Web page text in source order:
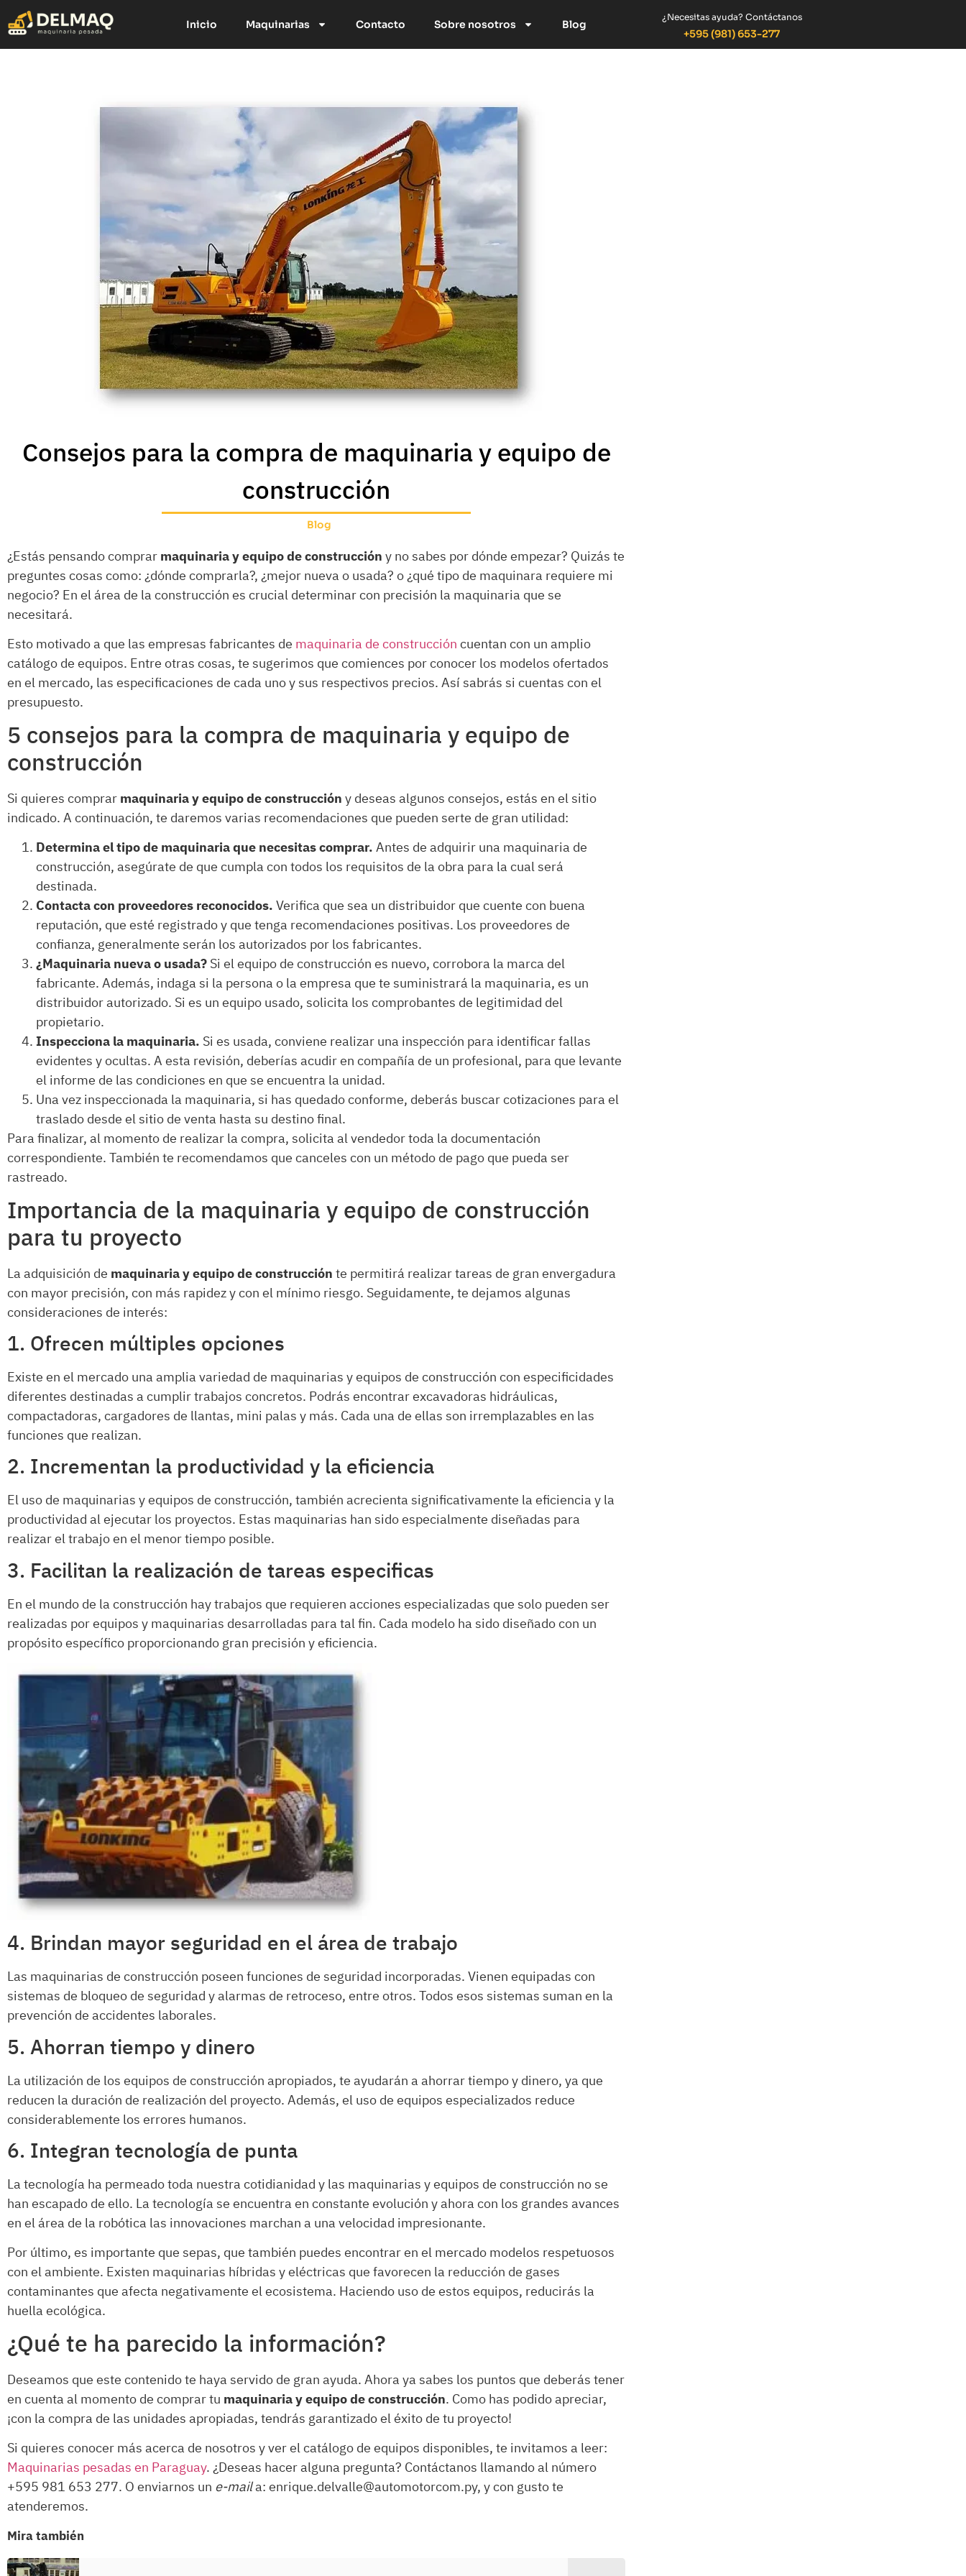
Inicio Maquinarias Contacto Sobre nosotros Blog
¿Necesitas ayuda? Contáctanos
+595 (981) 653-277
Consejos para la compra de maquinaria y equipo de
construcción
Blog
¿Estás pensando comprarmaquinaria y equipo de construccióny no sabes por dónde empezar? Quizás te
preguntes cosas como: ¿dónde comprarla?, ¿mejor nueva o usada? o ¿qué tipo de maquinara requiere mi
negocio? En el área de la construcción es crucial determinar con precisión la maquinaria que se
necesitará.
Esto motivado a que las empresas fabricantes de maquinaria de construccióncuentan con un amplio
catálogo de equipos. Entre otras cosas, te sugerimos que comiences por conocer los modelos ofertados
en el mercado, las especificaciones de cada uno y sus respectivos precios. Así sabrás si cuentas con el
presupuesto.
5 consejos para la compra de maquinaria y equipo de
construcción
Si quieres comprarmaquinaria y equipo de construccióny deseas algunos consejos, estás en el sitio
indicado. A continuación, te daremos varias recomendaciones que pueden serte de gran utilidad:
Determina el tipo de maquinaria que necesitas comprar.Antes de adquirir una maquinaria de
construcción, asegúrate de que cumpla con todos los requisitos de la obra para la cual será
destinada.
Contacta con proveedores reconocidos.Verifica que sea un distribuidor que cuente con buena
reputación, que esté registrado y que tenga recomendaciones positivas. Los proveedores de
confianza, generalmente serán los autorizados por los fabricantes.
¿Maquinaria nueva o usada?Si el equipo de construcción es nuevo, corrobora la marca del
fabricante. Además, indaga si la persona o la empresa que te suministrará la maquinaria, es un
distribuidor autorizado. Si es un equipo usado, solicita los comprobantes de legitimidad del
propietario.
Inspecciona la maquinaria. Si es usada, conviene realizar una inspección para identificar fallas
evidentes y ocultas. A esta revisión, deberías acudir en compañía de un profesional, para que levante
el informe de las condiciones en que se encuentra la unidad.
Una vez inspeccionada la maquinaria, si has quedado conforme, deberás buscar cotizaciones para el
traslado desde el sitio de venta hasta su destino final.
Para finalizar, al momento de realizar la compra, solicita al vendedor toda la documentación
correspondiente. También te recomendamos que canceles con un método de pago que pueda ser
rastreado.
Importancia de la maquinaria y equipo de construcción
para tu proyecto
La adquisición de maquinaria y equipo de construcciónte permitirá realizar tareas de gran envergadura
con mayor precisión, con más rapidez y con el mínimo riesgo. Seguidamente, te dejamos algunas
consideraciones de interés:
1. Ofrecen múltiples opciones
Existe en el mercado una amplia variedad de maquinarias y equipos de construcción con especificidades
diferentes destinadas a cumplir trabajos concretos. Podrás encontrar excavadoras hidráulicas,
compactadoras, cargadores de llantas, mini palas y más. Cada una de ellas son irremplazables en las
funciones que realizan.
2. Incrementan la productividad y la eficiencia
El uso de maquinarias y equipos de construcción, también acrecienta significativamente la eficiencia y la
productividad al ejecutar los proyectos. Estas maquinarias han sido especialmente diseñadas para
realizar el trabajo en el menor tiempo posible.
3. Facilitan la realización de tareas especificas
En el mundo de la construcción hay trabajos que requieren acciones especializadas que solo pueden ser
realizadas por equipos y maquinarias desarrolladas para tal fin. Cada modelo ha sido diseñado con un
propósito específico proporcionando gran precisión y eficiencia.
4. Brindan mayor seguridad en el área de trabajo
Las maquinarias de construcción poseen funciones de seguridad incorporadas. Vienen equipadas con
sistemas de bloqueo de seguridad y alarmas de retroceso, entre otros. Todos esos sistemas suman en la
prevención de accidentes laborales.
5. Ahorran tiempo y dinero
La utilización de los equipos de construcción apropiados, te ayudarán a ahorrar tiempo y dinero, ya que
reducen la duración de realización del proyecto. Además, el uso de equipos especializados reduce
considerablemente los errores humanos.
6. Integran tecnología de punta
La tecnología ha permeado toda nuestra cotidianidad y las maquinarias y equipos de construcción no se
han escapado de ello. La tecnología se encuentra en constante evolución y ahora con los grandes avances
en el área de la robótica las innovaciones marchan a una velocidad impresionante.
Por último, es importante que sepas, que también puedes encontrar en el mercado modelos respetuosos
con el ambiente. Existen maquinarias híbridas y eléctricas que favorecen la reducción de gases
contaminantes que afecta negativamente el ecosistema. Haciendo uso de estos equipos, reducirás la
huella ecológica.
¿Qué te ha parecido la información?
Deseamos que este contenido te haya servido de gran ayuda. Ahora ya sabes los puntos que deberás tener
en cuenta al momento de comprar tu maquinaria y equipo de construcción. Como has podido apreciar,
¡con la compra de las unidades apropiadas, tendrás garantizado el éxito de tu proyecto!
Si quieres conocer más acerca de nosotros y ver el catálogo de equipos disponibles, te invitamos a leer:
Maquinarias pesadas en Paraguay. ¿Deseas hacer alguna pregunta? Contáctanos llamando al número
+595 981 653 277. O enviarnos un e-maila: enrique.delvalle@automotorcom.py, y con gusto te
atenderemos.
Mira también